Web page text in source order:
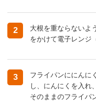
2
大根を重ならないよ
をかけて電子レンジ
3
フライパンににんに
し、にんにくを入れ
そのままのフライパ